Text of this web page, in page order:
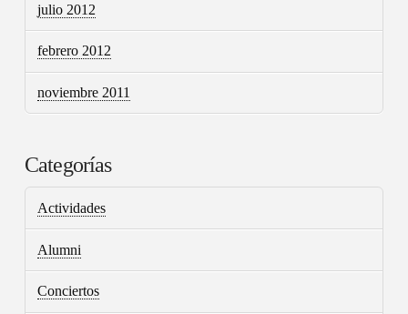
julio 2012
febrero 2012
noviembre 2011
Categorías
Actividades
Alumni
Conciertos